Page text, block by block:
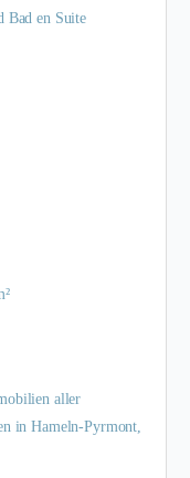
Bad en Suite
aller
in Hameln-Pyrmont,